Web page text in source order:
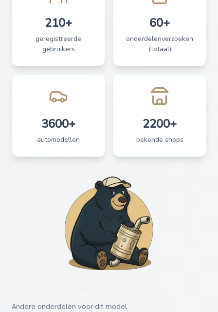
210+
geregistreerde
gebruikers
60+
onderdelenverzoeken
(totaal)
3600+
automodellen
2200+
bekende shops
Andere onderdelen voor dit model